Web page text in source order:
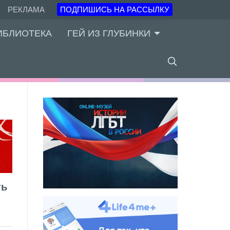
РЕКЛАМА ПОДПИШИСЬ НА РАССЫЛКУ
ГЕЙ ИЗ ГЛУБИНКИ